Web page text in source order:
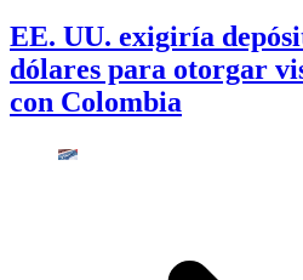
EE. UU. exigiría
dólares para otorgar
con Colombia